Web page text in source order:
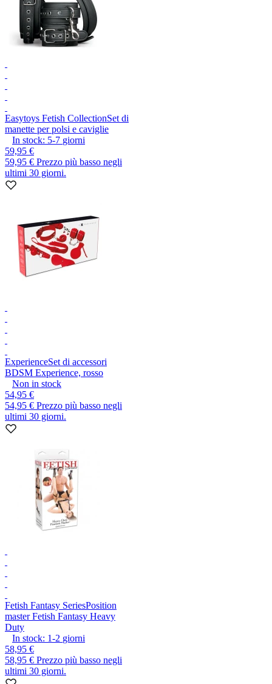
Easytoys Fetish CollectionSet di
manette per polsi e caviglie
In stock: 5-7 giorni
59,95 €
59,95 € Prezzo più basso negli
ultimi 30 giorni.
ExperienceSet di accessori
BDSM Experience, rosso
Non in stock
54,95 €
54,95 € Prezzo più basso negli
ultimi 30 giorni.
Fetish Fantasy SeriesPosition
master Fetish Fantasy Heavy
Duty
In stock: 1-2 giorni
58,95 €
58,95 € Prezzo più basso negli
ultimi 30 giorni.